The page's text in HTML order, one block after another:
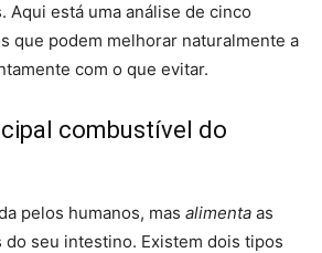
Aqui está uma análise de cinco
que podem melhorar naturalmente a
com o que evitar.
combustível do
pelos humanos, mas alimenta as
do seu intestino. Existem dois tipos